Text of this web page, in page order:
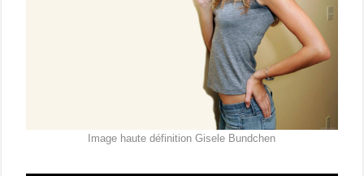
Image haute définition Gisele Bundchen